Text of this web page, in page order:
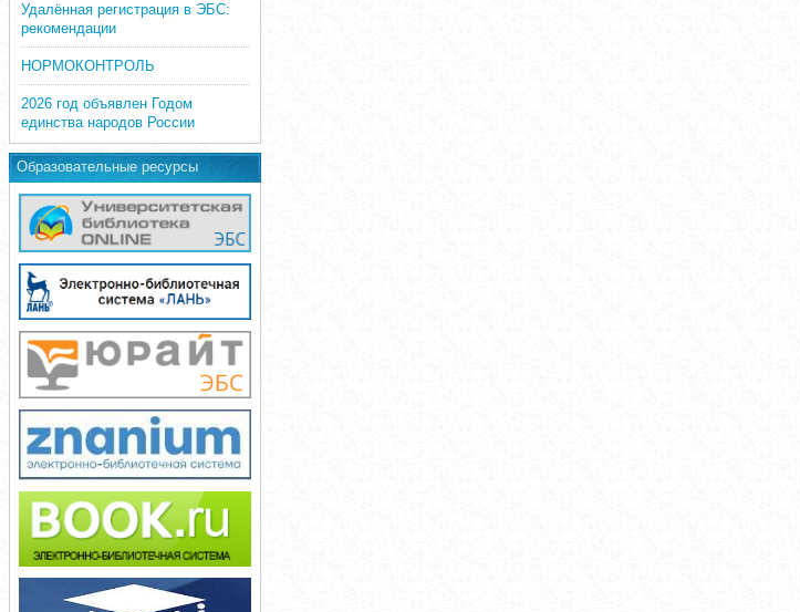
Удалённая регистрация в ЭБС:
рекомендации
НОРМОКОНТРОЛЬ
2026 год объявлен Годом
единства народов России
Образовательные ресурсы